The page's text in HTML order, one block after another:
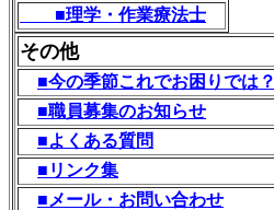
■理学・作業療法士
その他
■今の季節これでお困りでは？
■職員募集のお知らせ
■よくある質問
■リンク集
■メール・お問い合わせ